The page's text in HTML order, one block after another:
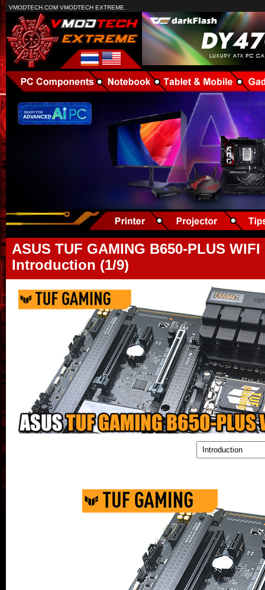
VMODTECH.COM VMODTECH EXTREME.
ASUS TUF GAMING B650-PLUS WIFI
Introduction (1/9)